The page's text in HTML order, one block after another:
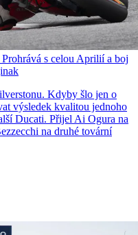
s celou Aprilií a boj
Kdyby šlo jen o
výsledek kvalitou jednoho
Ducati. Přijel Ai Ogura na
na druhé tovární